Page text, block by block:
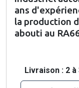
ans
la production
abouti au
Livraison : 2 à